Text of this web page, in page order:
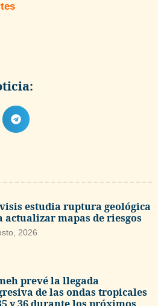
estudia ruptura geológica
actualizar mapas de riesgos
2026
prevé la llegada
de las ondas tropicales